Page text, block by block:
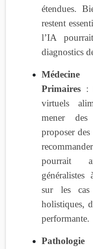
étendues.
restent
l’IA
diagnostics
Primaires :
virtuels
mener des
proposer
pourrait
généralistes
sur les
holistiques,
performante.
Pathologie